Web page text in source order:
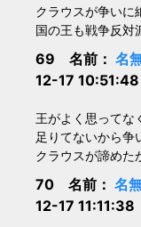
クラウスが争いに
国の王も戦争反対
69 名前： 名
12-17
王がよく思ってな
足りてないから争
クラウスが諦めた
70 名前： 名
12-17